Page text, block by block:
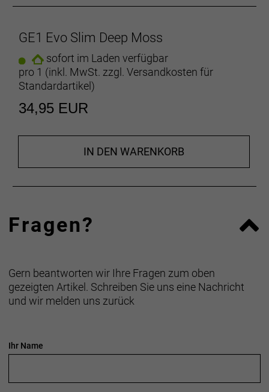
GE1 Evo Slim Deep Moss
sofort im Laden verfügbar
pro 1 (inkl. MwSt. zzgl. Versandkosten für
Standardartikel)
34,95 EUR
IN DEN WARENKORB
Fragen?
Gern beantworten wir Ihre Fragen zum oben
gezeigten Artikel. Schreiben Sie uns eine Nachricht
und wir melden uns zurück
Ihr Name